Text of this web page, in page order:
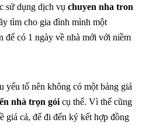
sử dụng dịch vụ chuyen nha tron
tìm cho gia đình mình một
để có 1 ngày về nhà mới với niềm
tố nên không có một bảng giá
nhà trọn gói cụ thể. Vì thế cũng
giá cả, để đi đến ký kết hợp đồng